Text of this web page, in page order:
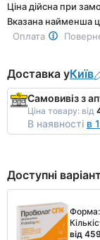
Ціна дійсна при
Вказана найменша
Оплата
Доставка уКиїв
Самовивіз з
Ціна товару: від
В наявності в
Доступні
Форма:
від